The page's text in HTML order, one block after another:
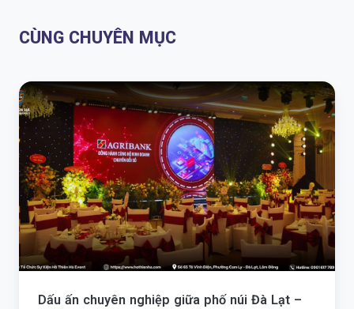
CÙNG CHUYÊN MỤC
Dấu ấn chuyên nghiệp giữa phố núi Đà Lạt –